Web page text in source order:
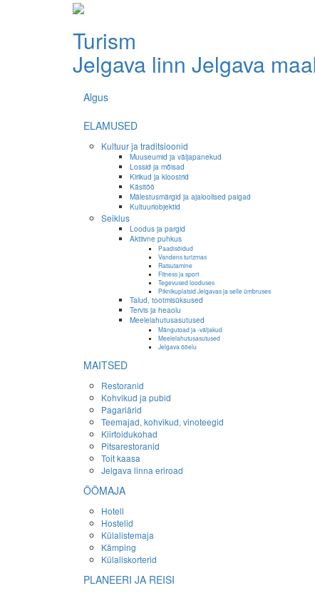
Turism
Jelgava linn Jelgava
Algus
ELAMUSED
Kultuur ja traditsioonid
Muuseumid ja väljapanekud
Lossid ja mõisad
Kirikud ja kloostrid
Käsitöö
Mälestusmärgid ja ajaloolised paigad
Kultuuriobjektid
Seiklus
Loodus ja pargid
Aktiivne puhkus
Paadisõidud
Vandens turizmas
Ratsutamine
Fitness ja sport
Tegevused looduses
Piknikuplatsid Jelgavas ja selle ümbruses
Talud, tootmisüksused
Tervis ja heaolu
Meelelahutusasutused
Mängutoad ja -väljakud
Meelelahutusasutused
Jelgava ööelu
MAITSED
Restoranid
Kohvikud ja pubid
Pagariärid
Teemajad, kohvikud, vinoteegid
Kiirtoidukohad
Pitsarestoranid
Toit kaasa
Jelgava linna eriroad
ÖÖMAJA
Hotell
Hostelid
Külalistemaja
Kämping
Külaliskorterid
PLANEERI JA REISI